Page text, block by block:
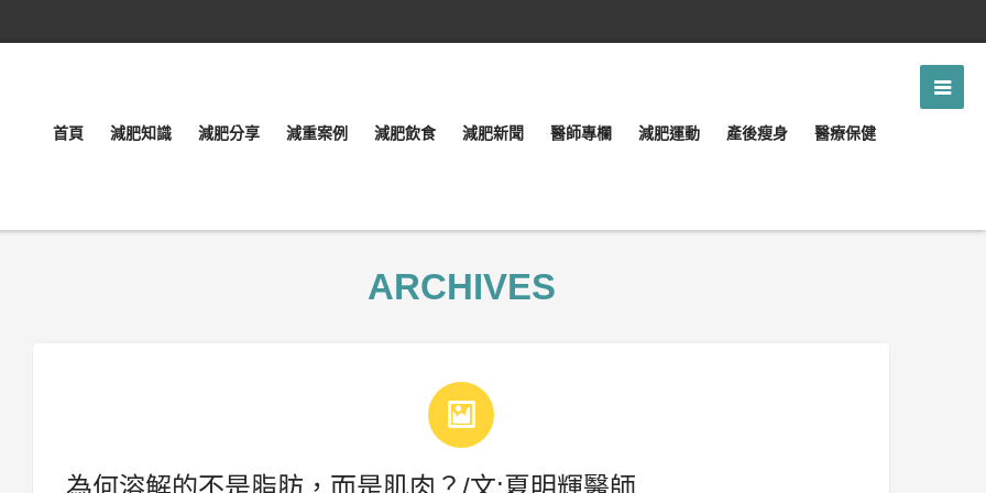
首頁 減肥知識 減肥分享 減重案例 減肥飲食 減肥新聞 醫師專欄 減肥運動 產後瘦身 醫療保健
ARCHIVES
為何溶解的不是脂肪，而是肌肉？/文:夏明輝醫師